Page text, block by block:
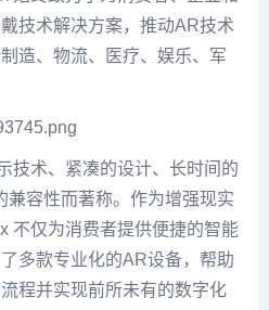
技术解决方案，推动AR技术
造、物流、医疗、娱乐、军
技术、紧凑的设计、长时间的
兼容性而著称。作为增强现实
不仅为消费者提供便捷的智能
多款专业化的AR设备，帮助
程并实现前所未有的数字化